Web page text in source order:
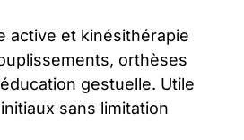
active et kinésithérapie
orthèses
gestuelle. Utile
sans limitation